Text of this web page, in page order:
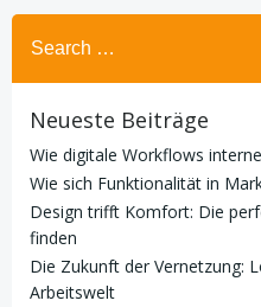
Search
for:
Neueste Beiträge
Wie digitale Workflows
Wie sich Funktionalität in
Design trifft Komfort: Die
finden
Die Zukunft der Vernetzung:
Arbeitswelt